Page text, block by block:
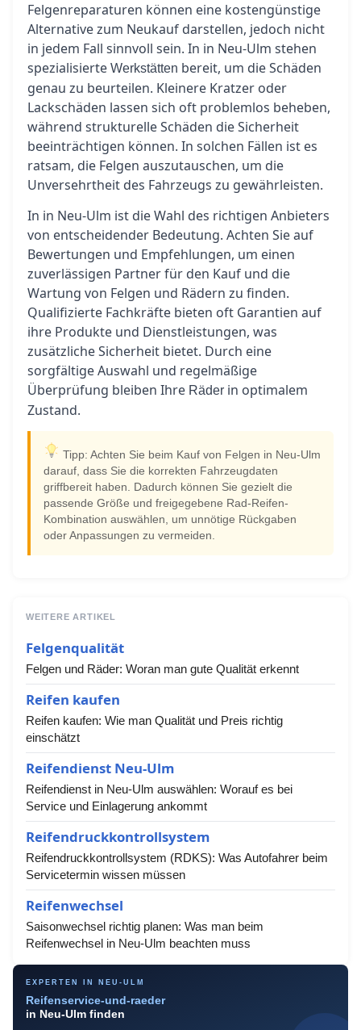
Felgenreparaturen können eine kostengünstige
Alternative zum Neukauf darstellen, jedoch nicht
in jedem Fall sinnvoll sein. In in Neu-Ulm stehen
spezialisierte Werkstätten bereit, um die Schäden
genau zu beurteilen. Kleinere Kratzer oder
Lackschäden lassen sich oft problemlos beheben,
während strukturelle Schäden die Sicherheit
beeinträchtigen können. In solchen Fällen ist es
ratsam, die Felgen auszutauschen, um die
Unversehrtheit des Fahrzeugs zu gewährleisten.
In in Neu-Ulm ist die Wahl des richtigen Anbieters
von entscheidender Bedeutung. Achten Sie auf
Bewertungen und Empfehlungen, um einen
zuverlässigen Partner für den Kauf und die
Wartung von Felgen und Rädern zu finden.
Qualifizierte Fachkräfte bieten oft Garantien auf
ihre Produkte und Dienstleistungen, was
zusätzliche Sicherheit bietet. Durch eine
sorgfältige Auswahl und regelmäßige
Überprüfung bleiben Ihre Räder in optimalem
Zustand.
Tipp: Achten Sie beim Kauf von Felgen in Neu-Ulm
darauf, dass Sie die korrekten Fahrzeugdaten
griffbereit haben. Dadurch können Sie gezielt die
passende Größe und freigegebene Rad-Reifen-
Kombination auswählen, um unnötige Rückgaben
oder Anpassungen zu vermeiden.
WEITERE ARTIKEL
Felgenqualität
Felgen und Räder: Woran man gute Qualität erkennt
Reifen kaufen
Reifen kaufen: Wie man Qualität und Preis richtig
einschätzt
Reifendienst Neu-Ulm
Reifendienst in Neu-Ulm auswählen: Worauf es bei
Service und Einlagerung ankommt
Reifendruckkontrollsystem
Reifendruckkontrollsystem (RDKS): Was Autofahrer beim
Servicetermin wissen müssen
Reifenwechsel
Saisonwechsel richtig planen: Was man beim
Reifenwechsel in Neu-Ulm beachten muss
EXPERTEN IN NEU-ULM
Reifenservice-und-raeder
in Neu-Ulm finden